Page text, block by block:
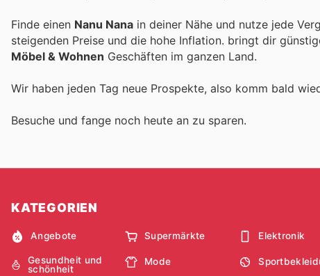
Finde einen Nanu Nana in deiner Nähe und nutze jede
steigenden Preise und die hohe Inflation. bringt dir
Möbel & Wohnen Geschäften im ganzen Land.
Wir haben jeden Tag neue Prospekte, also komm bald
Besuche und fange noch heute an zu sparen.
KATEGORIEN
Angebote Supermärkte Elektronik
Gesundheit und
schönheit
Mode